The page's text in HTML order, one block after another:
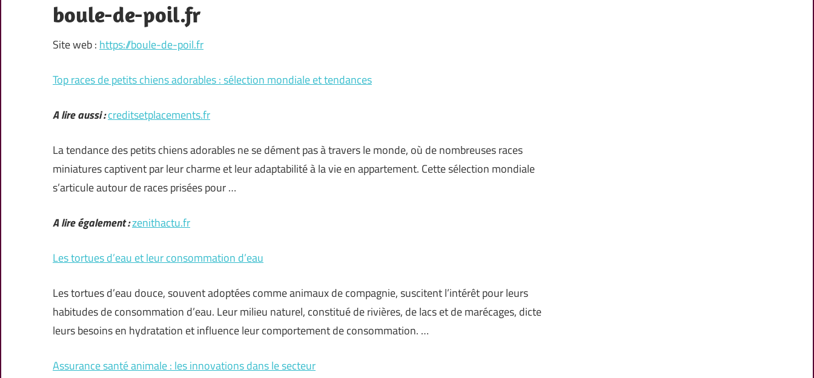
boule-de-poil.fr
Site web : https://boule-de-poil.fr
Top races de petits chiens adorables : sélection mondiale et tendances
A lire aussi :creditsetplacements.fr
La tendance des petits chiens adorables ne se dément pas à travers le monde, où de nombreuses races
miniatures captivent par leur charme et leur adaptabilité à la vie en appartement. Cette sélection mondiale
s’articule autour de races prisées pour …
A lire également :zenithactu.fr
Les tortues d’eau et leur consommation d’eau
Les tortues d’eau douce, souvent adoptées comme animaux de compagnie, suscitent l’intérêt pour leurs
habitudes de consommation d’eau. Leur milieu naturel, constitué de rivières, de lacs et de marécages, dicte
leurs besoins en hydratation et influence leur comportement de consommation. …
Assurance santé animale : les innovations dans le secteur